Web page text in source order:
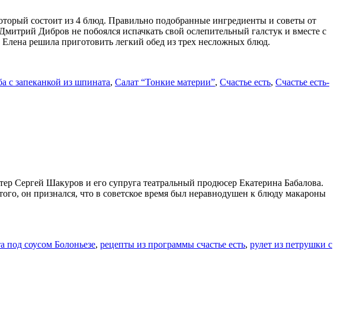
состоит из 4 блюд. Правильно подобранные ингредиенты и советы от
Дибров не побоялся испачкать свой ослепительный галстук и вместе с
решила приготовить легкий обед из трех несложных блюд.
с запеканкой из шпината, Салат “Тонкие материи”, Счастье есть, Счастье есть-
Сергей Шакуров и его супруга театральный продюсер Екатерина Бабалова.
он признался, что в советское время был неравнодушен к блюду макароны
под соусом Болоньезе, рецепты из программы счастье есть, рулет из петрушки с